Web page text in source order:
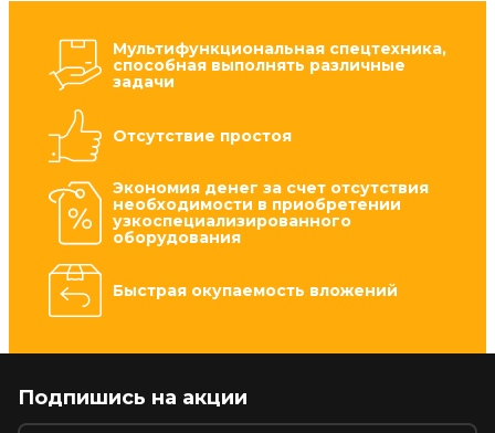
Мультифункциональная спецтехника,
способная выполнять различные
задачи
Отсутствие простоя
Экономия денег за счет отсутствия
необходимости в приобретении
узкоспециализированного
оборудования
Быстрая окупаемость вложений
Подпишись на акции